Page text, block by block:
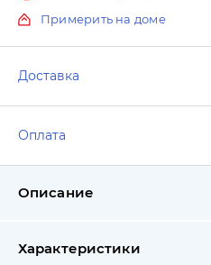
Примерить на доме
Доставка
Оплата
Описание
Характеристики